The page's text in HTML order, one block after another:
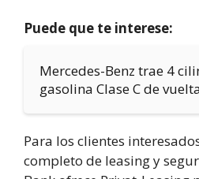
Puede que te interese:
Mercedes-Benz trae 4
gasolina Clase C de
Para los clientes
completo de leasing y